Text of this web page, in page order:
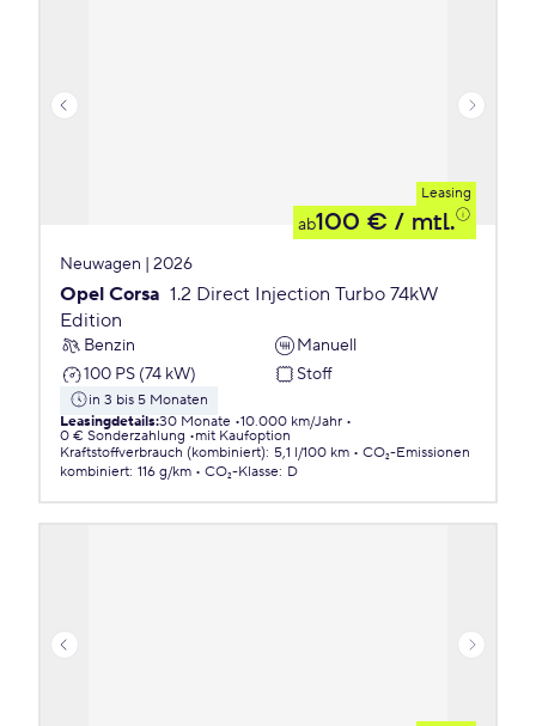
Leasing
ab100 € / mtl.
Neuwagen | 2026
Opel Corsa 1.2 Direct Injection Turbo 74kW
Edition
Benzin
Manuell
100 PS (74 kW)
Stoff
in 3 bis 5 Monaten
Leasingdetails:30 Monate 10.000 km/Jahr
0 € Sonderzahlung
mit Kaufoption
Kraftstoffverbrauch (kombiniert): 5,1 l/100 km
CO₂-Emissionen
kombiniert: 116 g/km CO₂-Klasse: D